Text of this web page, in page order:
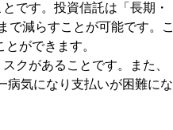
です。投資信託は「長期・
で減らすことが可能です。こ
ができます。
クがあることです。また、
病気になり支払いが困難にな